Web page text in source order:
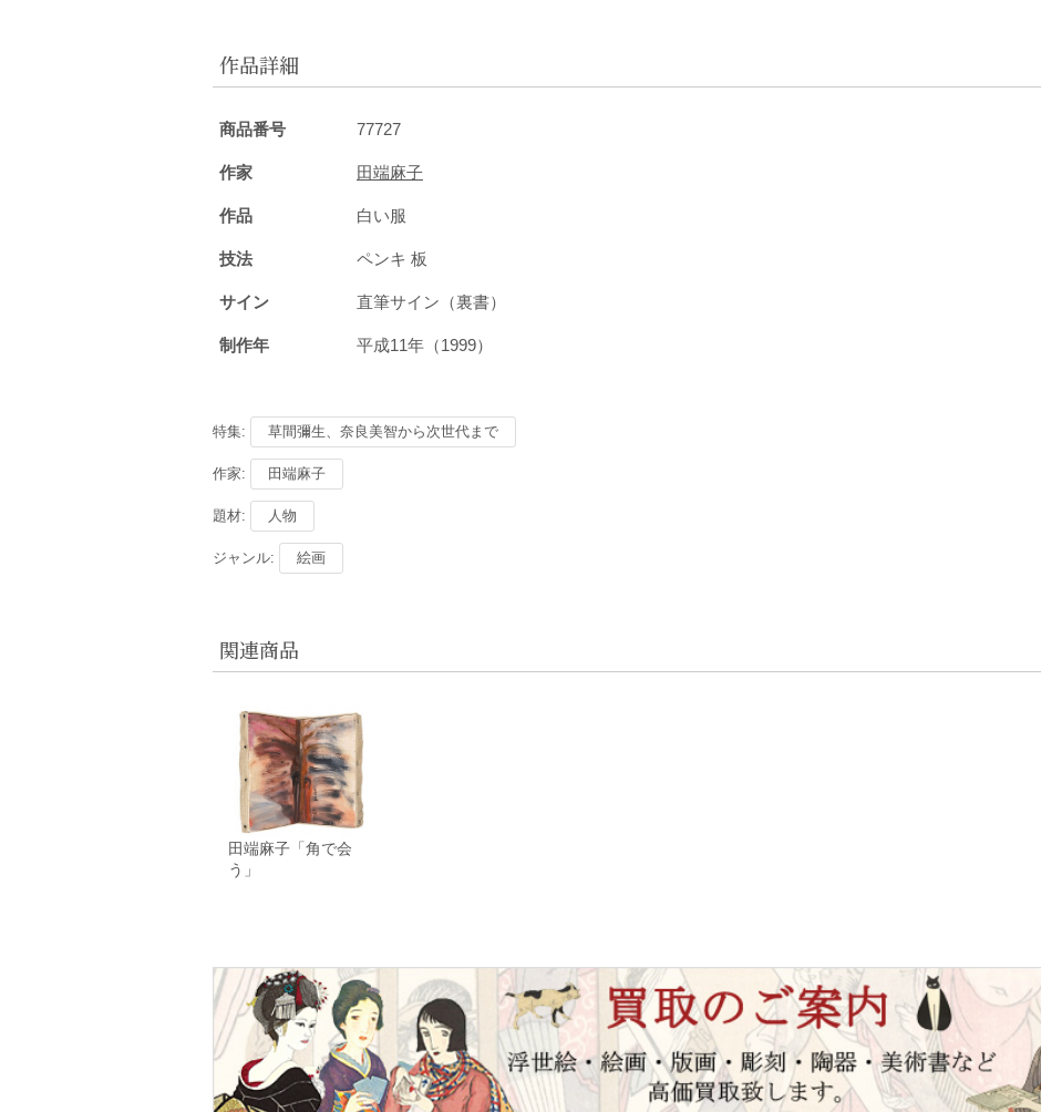
作品詳細
商品番号 77727
作家 田端麻子
作品 白い服
技法 ペンキ 板
サイン 直筆サイン（裏書）
制作年 平成11年（1999）
特集: 草間彌生、奈良美智から次世代まで
作家: 田端麻子
題材: 人物
ジャンル: 絵画
関連商品
田端麻子「角で会
う」